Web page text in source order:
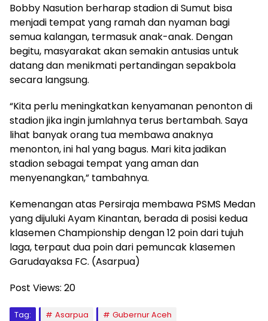
Bobby Nasution berharap stadion di Sumut bisa
menjadi tempat yang ramah dan nyaman bagi
semua kalangan, termasuk anak-anak. Dengan
begitu, masyarakat akan semakin antusias untuk
datang dan menikmati pertandingan sepakbola
secara langsung.
“Kita perlu meningkatkan kenyamanan penonton di
stadion jika ingin jumlahnya terus bertambah. Saya
lihat banyak orang tua membawa anaknya
menonton, ini hal yang bagus. Mari kita jadikan
stadion sebagai tempat yang aman dan
menyenangkan,” tambahnya.
Kemenangan atas Persiraja membawa PSMS Medan
yang dijuluki Ayam Kinantan, berada di posisi kedua
klasemen Championship dengan 12 poin dari tujuh
laga, terpaut dua poin dari pemuncak klasemen
Garudayaksa FC. (Asarpua)
Post Views: 20
Tag: Asarpua
Gubernur Aceh